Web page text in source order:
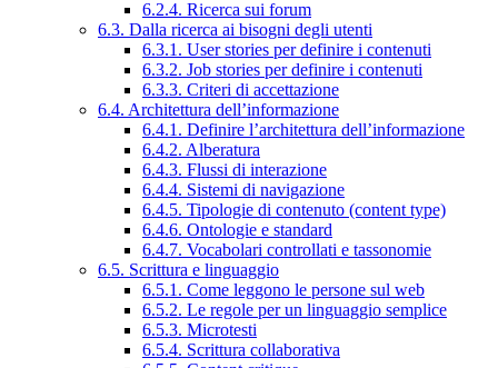
6.2.4. Ricerca sui forum
6.3. Dalla ricerca ai bisogni degli utenti
6.3.1. User stories per definire i contenuti
6.3.2. Job stories per definire i contenuti
6.3.3. Criteri di accettazione
6.4. Architettura dell’informazione
6.4.1. Definire l’architettura dell’informazione
6.4.2. Alberatura
6.4.3. Flussi di interazione
6.4.4. Sistemi di navigazione
6.4.5. Tipologie di contenuto (content type)
6.4.6. Ontologie e standard
6.4.7. Vocabolari controllati e tassonomie
6.5. Scrittura e linguaggio
6.5.1. Come leggono le persone sul web
6.5.2. Le regole per un linguaggio semplice
6.5.3. Microtesti
6.5.4. Scrittura collaborativa